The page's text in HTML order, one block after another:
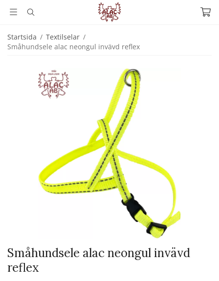
Startsida / Textilselar /
Småhundsele alac neongul invävd reflex
Småhundsele alac neongul invävd
reflex